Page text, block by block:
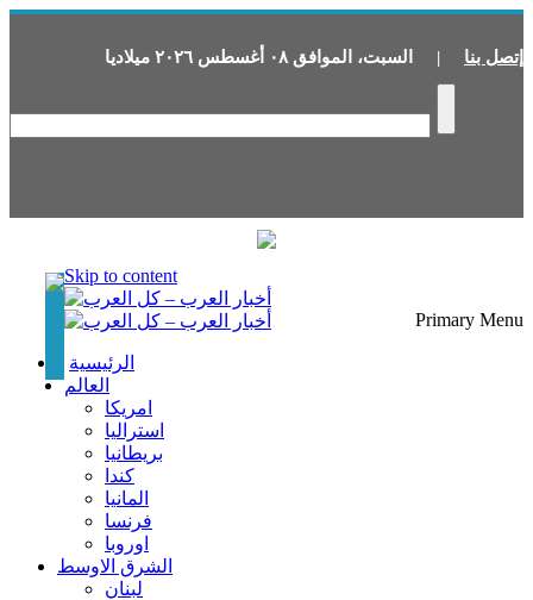
إتصل بنا | السبت، الموافق ٠٨ أغسطس ٢٠٢٦ ميلاديا
Skip to content
Primary Menu
الرئيسية
العالم
امريكا
استراليا
بريطانيا
كندا
المانيا
فرنسا
اوروبا
الشرق الاوسط
لبنان